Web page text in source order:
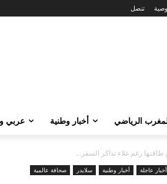
تنصل
الرياضي أخبار وطنية عربي
رغم غلاء تذاكر السفر...
أخبار عاجلة أخبار وطنية سلايدر صحافة عالمية